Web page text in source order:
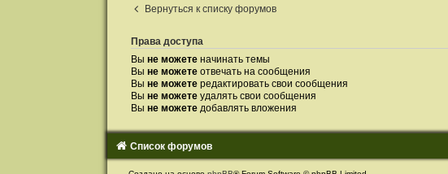
Вернуться к списку форумов
Права доступа
Вы не можетеначинать темы
Вы не можетеотвечать на сообщения
Вы не можетередактировать свои сообщения
Вы не можетеудалять свои сообщения
Вы не можетедобавлять вложения
Список форумов